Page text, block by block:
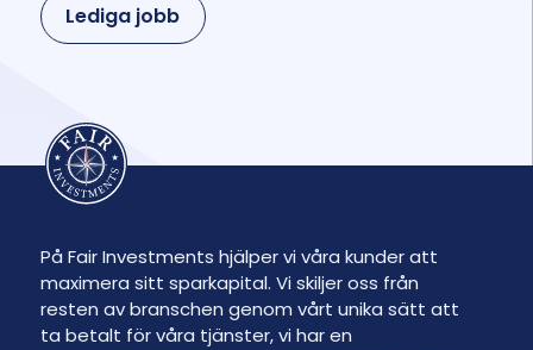
Lediga jobb
På Fair Investments hjälper vi våra kunder att
maximera sitt sparkapital. Vi skiljer oss från
resten av branschen genom vårt unika sätt att
ta betalt för våra tjänster, vi har en